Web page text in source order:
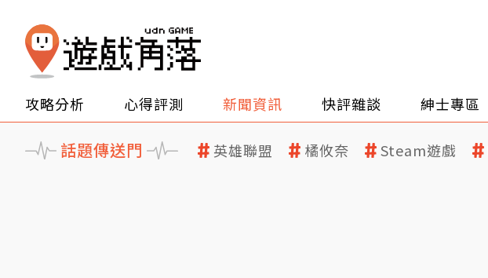
攻略分析 心得評測 新聞資訊 快評雜談 紳士專區
話題傳送門 英雄聯盟 橘攸奈 Steam遊戲